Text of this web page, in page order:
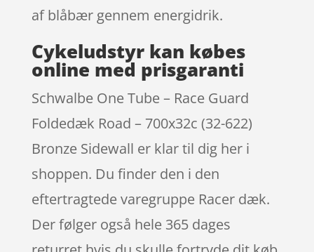
af blåbær gennem energidrik.
Cykeludstyr kan købes
online med prisgaranti
Schwalbe One Tube – Race Guard
Foldedæk Road – 700x32c (32-622)
Bronze Sidewall er klar til dig her i
shoppen. Du finder den i den
eftertragtede varegruppe Racer dæk.
Der følger også hele 365 dages